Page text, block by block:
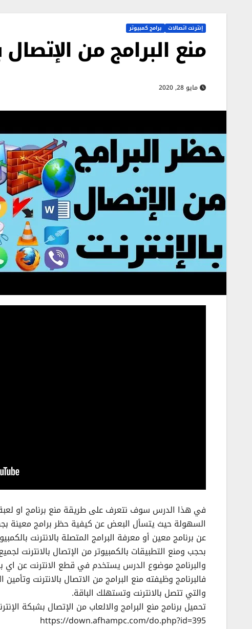
إنترنت اتصالات برامج كمبيوتر
منع البرامج من
مايو 28, 2020
في هذا الدرس سوف نتعرف على طريقة منع برنامج او
السهولة حيث يتسأل البعض عن كيفية حظر برامج معينة
عن برنامج معين أو معرفة البرامج المتصلة بالانترنت
بحجب ومنع التطبيقات بالكمبيوتر من الإتصال بالانترنت
فالبرنامج وظيفته منع البرامج من الاتصال بالانترنت
والتي تتصل بالانترنت وتستهلك الباقة.
تحميل برنامج منع البرامج والالعاب من الإتصال بشبكة
https://down.afhampc.com/do.php?id=395